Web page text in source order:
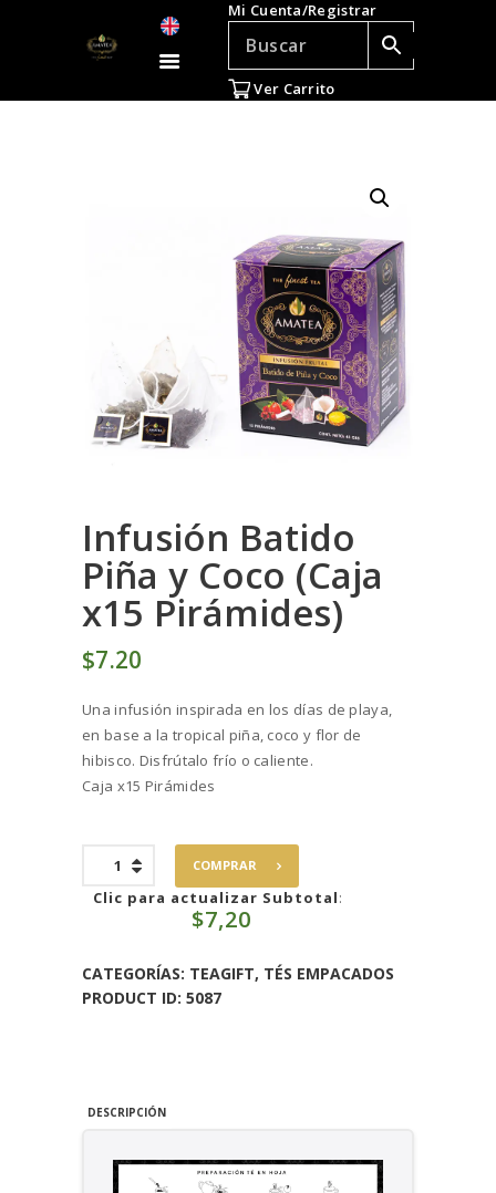
Mi Cuenta/Registrar
Ver Carrito
TÉ E INFUSIONES
ACCESORIOS
REGALOS
Infusión Batido
Piña y Coco (Caja
x15 Pirámides)
$7 20
Una infusión inspirada en los días de playa,
en base a la tropical piña, coco y flor de
hibisco. Disfrútalo frío o caliente.
Caja x15 Pirámides
Infusión
Batido
Piña
x15
Pirámides)
COMPRAR
Clic para actualizar Subtotal:
$7,20
CATEGORÍAS: TEAGIFT, TÉS EMPACADOS
PRODUCT ID: 5087
DESCRIPCIÓN